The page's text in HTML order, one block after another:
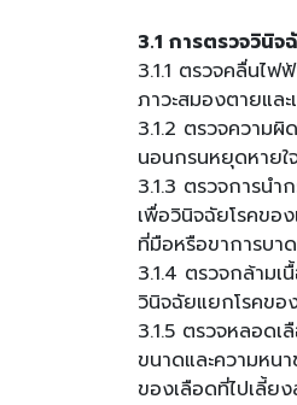
3.1 การตรวจวินิ
3.1.1 ตรวจคลื่นไ
ภาวะสมองตายแล
3.1.2 ตรวจความ
นอนกรนหยุดหายใ
3.1.3 ตรวจการน
เพื่อวินิจฉัยโรคขอ
ที่มือหรือขาการบา
3.1.4 ตรวจกล้ามเ
วินิจฉัยแยกโรคขอ
3.1.5 ตรวจหลอด
ขนาดและความหน
ของเลือดที่ไปเลี้ย